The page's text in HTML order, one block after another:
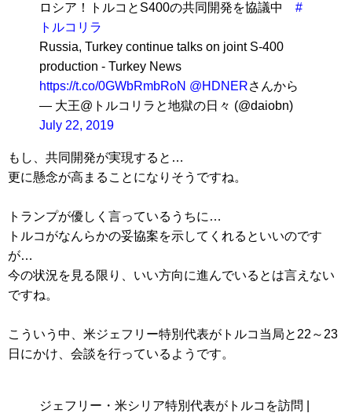
ロシア！トルコとS400の共同開発を協議中 #
トルコリラ
Russia, Turkey continue talks on joint S-400
production - Turkey News
https://t.co/0GWbRmbRoN @HDNERさんから
— 大王@トルコリラと地獄の日々 (@daiobn)
July 22, 2019
もし、共同開発が実現すると…
更に懸念が高まることになりそうですね。
トランプが優しく言っているうちに…
トルコがなんらかの妥協案を示してくれるといいのです
が…
今の状況を見る限り、いい方向に進んでいるとは言えない
ですね。
こういう中、米ジェフリー特別代表がトルコ当局と22～23
日にかけ、会談を行っているようです。
ジェフリー・米シリア特別代表がトルコを訪問 |